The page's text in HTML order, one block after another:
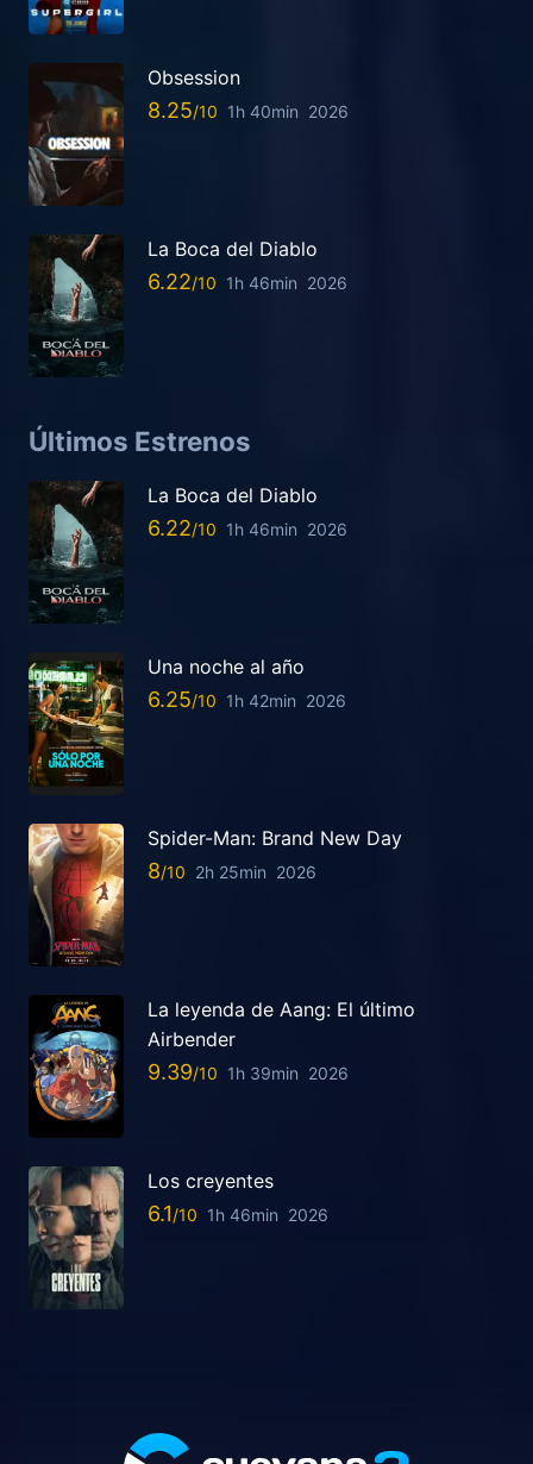
Obsession
8.25 1h 40min 2026
La Boca del Diablo
6.22 1h 46min 2026
Últimos Estrenos
La Boca del Diablo
6.22 1h 46min 2026
Una noche al año
6.25 1h 42min 2026
Spider-Man: Brand New Day
8 2h 25min 2026
La leyenda de Aang: El último
Airbender
9.39 1h 39min 2026
Los creyentes
6.1 1h 46min 2026